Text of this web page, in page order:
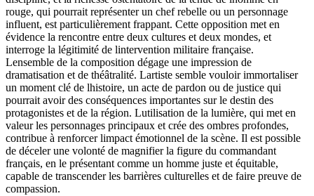
rouge, qui pourrait représenter un chef rebelle ou un personnage
influent, est particulièrement frappant. Cette opposition met en
évidence la rencontre entre deux cultures et deux mondes, et
interroge la légitimité de lintervention militaire française.
Lensemble de la composition dégage une impression de
dramatisation et de théâtralité. Lartiste semble vouloir immortaliser
un moment clé de lhistoire, un acte de pardon ou de justice qui
pourrait avoir des conséquences importantes sur le destin des
protagonistes et de la région. Lutilisation de la lumière, qui met en
valeur les personnages principaux et crée des ombres profondes,
contribue à renforcer limpact émotionnel de la scène. Il est possible
de déceler une volonté de magnifier la figure du commandant
français, en le présentant comme un homme juste et équitable,
capable de transcender les barrières culturelles et de faire preuve de
compassion.